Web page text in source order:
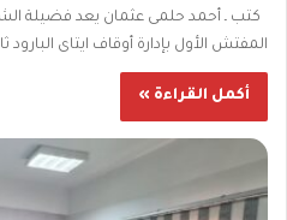
كتب ـ أحمد حلمى عثمان يعد فضيلة
المفتش الأول بإدارة أوقاف ايتاى البارود
أكمل القراءة »